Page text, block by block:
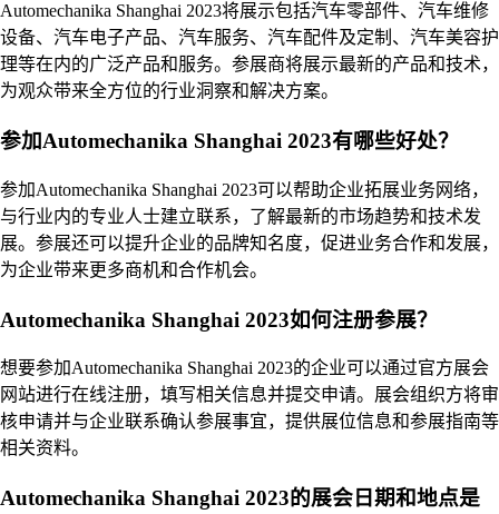
Automechanika Shanghai 2023将展示包括汽车零部件、汽车维修
设备、汽车电子产品、汽车服务、汽车配件及定制、汽车美容护
理等在内的广泛产品和服务。参展商将展示最新的产品和技术，
为观众带来全方位的行业洞察和解决方案。
参加Automechanika Shanghai 2023有哪些好处？
参加Automechanika Shanghai 2023可以帮助企业拓展业务网络，
与行业内的专业人士建立联系，了解最新的市场趋势和技术发
展。参展还可以提升企业的品牌知名度，促进业务合作和发展，
为企业带来更多商机和合作机会。
Automechanika Shanghai 2023如何注册参展？
想要参加Automechanika Shanghai 2023的企业可以通过官方展会
网站进行在线注册，填写相关信息并提交申请。展会组织方将审
核申请并与企业联系确认参展事宜，提供展位信息和参展指南等
相关资料。
Automechanika Shanghai 2023的展会日期和地点是